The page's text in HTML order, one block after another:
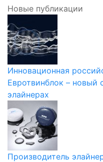
Новые публикации
Инновационная
Евротвинблок – новый
элайнерах
Производитель